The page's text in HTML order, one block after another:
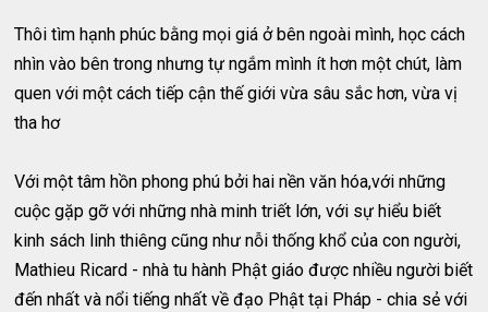
Thôi tìm hạnh phúc bằng mọi giá ở bên ngoài mình, học cách
nhìn vào bên trong nhưng tự ngắm mình ít hơn một chút, làm
quen với một cách tiếp cận thế giới vừa sâu sắc hơn, vừa vị
tha hơ
Với một tâm hồn phong phú bởi hai nền văn hóa,với những
cuộc gặp gỡ với những nhà minh triết lớn, với sự hiểu biết
kinh sách linh thiêng cũng như nỗi thống khổ của con người,
Mathieu Ricard - nhà tu hành Phật giáo được nhiều người biết
đến nhất và nổi tiếng nhất về đạo Phật tại Pháp - chia sẻ với